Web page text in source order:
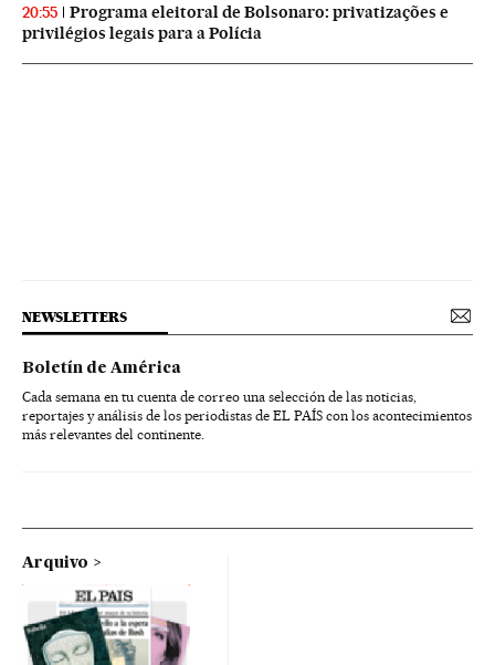
20:55
Programa eleitoral de Bolsonaro: privatizações e
privilégios legais para a Polícia
NEWSLETTERS
Boletín de América
Cada semana en tu cuenta de correo una selección de las noticias,
reportajes y análisis de los periodistas de EL PAÍS con los acontecimientos
más relevantes del continente.
Arquivo